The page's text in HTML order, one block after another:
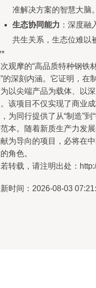
准解决方案的智慧大脑。
生态协同能力 ：深度
共生关系，生态位难以
观摩的“高品质特种钢铁
的深刻内涵。它证明，在
以尖端产品为载体、以
该项目不仅实现了商业
为同行提供了从“制造”到
本。随着新质生产力发
为导向的项目，必将在
角色。
转载，请注明出处：
时间：2026-08-03